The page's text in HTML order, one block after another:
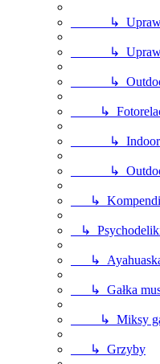
↳ Uprawa
↳ Uprawa w
↳ Outdoor
↳
↳ Indoor
↳
↳
↳
↳
↳ Gałka
↳ Miksy gałki
↳ Grzyby